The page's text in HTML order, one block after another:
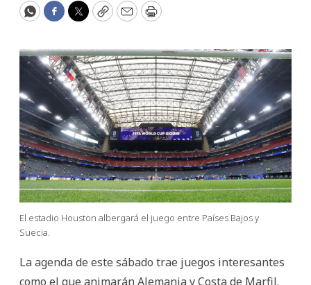
WhatsApp
Facebook
Twitter
CopyEmailPrint
El estadio Houston albergará el juego entre Países Bajos y
Suecia.
La agenda de este sábado trae juegos interesantes
como el que animarán Alemania y Costa de Marfil.